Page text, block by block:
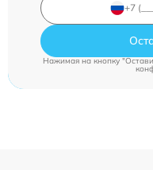
Нажимая на кнопку